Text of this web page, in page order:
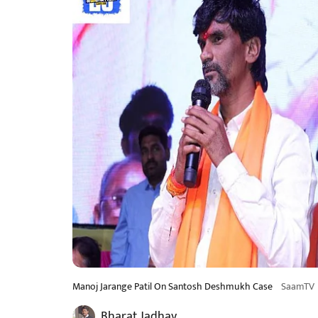
Manoj Jarange Patil On Santosh Deshmukh Case SaamTV